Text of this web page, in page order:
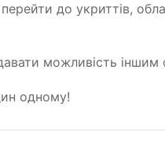
до укриттів,
можливість іншим
одному!